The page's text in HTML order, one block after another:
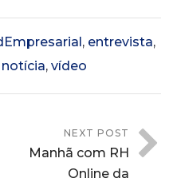
, entrevista,
notícia, vídeo
NEXT POST
Manhã com RH
Online da